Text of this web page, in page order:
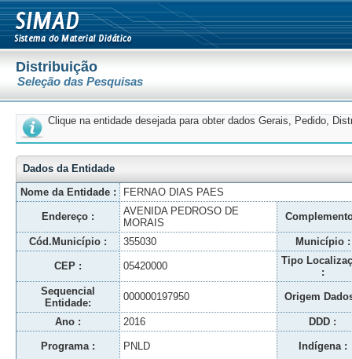
Distribuição
Seleção das Pesquisas
Clique na entidade desejada para obter dados Gerais, Pedido,
Dados da Entidade
Nome da Entidade :
FERNAO DIAS PAES
Endereço :
AVENIDA PEDROSO DE
MORAIS
Cód.Município : 355030 Município :
CEP : 05420000
Tipo
:
Sequencial
Entidade:
000000197950 Origem
Ano : 2016 DDD :
Programa : PNLD Indígena :